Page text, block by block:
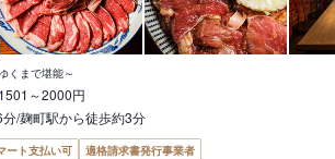
くまで堪能～
1501～2000円
/麹町駅から徒歩約3分
ート支払い可 適格請求書発行事業者